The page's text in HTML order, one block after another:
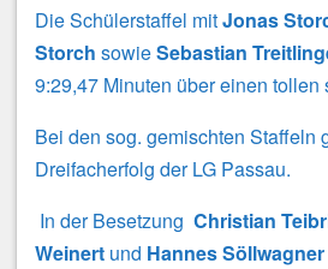
Die Schülerstaffel mitJonas
Storch sowieSebastian
9:29,47 Minuten über einen tollen
Bei den sog. gemischten Staffeln
Dreifacherfolg der LG Passau.
In der Besetzung Christian
Weinert und Hannes Söllwagner